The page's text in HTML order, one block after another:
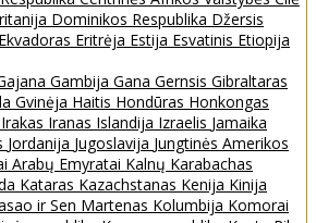
Dominikos Respublika Džersis
Ekvadoras Eritrėja Estija Esvatinis Etiopija
Gambija Gana Gernsis Gibraltaras
Gvinėja Haitis Hondūras Honkongas
Irakas Iranas Islandija Izraelis Jamaika
Jordanija Jugoslavija Jungtinės Amerikos
Arabų Emyratai Kalnų Karabachas
Kataras Kazachstanas Kenija Kinija
ir Sen Martenas Kolumbija Komorai